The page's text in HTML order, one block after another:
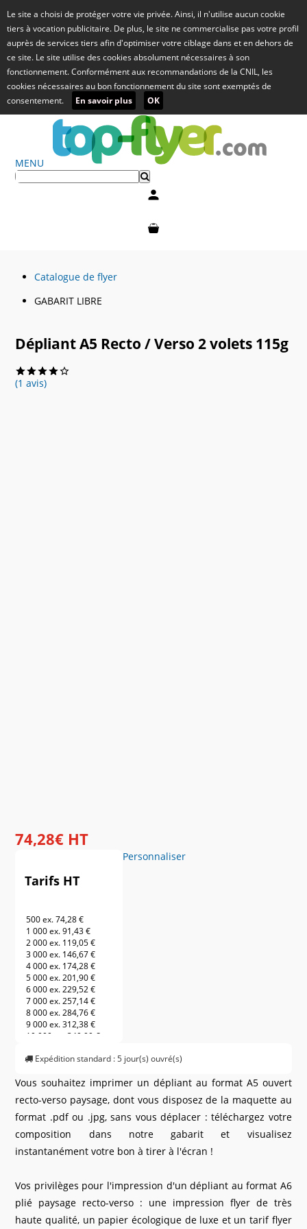
Le site a choisi de protéger votre vie privée. Ainsi, il n'utilise aucun cookie
tiers à vocation publicitaire. De plus, le site ne commercialise pas votre profil
auprès de services tiers afin d'optimiser votre ciblage dans et en dehors de
ce site. Le site utilise des cookies absolument nécessaires à son
fonctionnement. Conformément aux recommandations de la CNIL, les
cookies nécessaires au bon fonctionnement du site sont exemptés de
consentement.
En savoir plus OK
MENU
Catalogue de flyer
GABARIT LIBRE
Dépliant A5 Recto / Verso 2 volets 115g
(1 avis)
74,28€ HT
Tarifs HT
500 ex.74,28 €
1 000 ex.91,43 €
2 000 ex. 119,05 €
3 000 ex. 146,67 €
4 000 ex. 174,28 €
5 000 ex.201,90 €
6 000 ex.229,52 €
7 000 ex.257,14 €
8 000 ex.284,76 €
9 000 ex.312,38 €
10 000 ex. 340,00 €
12 000 ex.382,28 €
14 000 ex.424,57 €
15 000 ex.
16 000 ex. 466,86 €
17 000 ex.488,00 €
18 000 ex.
509,14 €
19 000 ex.530,28 €
20 000 ex.551,43 €
23 000 ex.604,57 €
24 000 ex.622,28 €
25 000 ex.640,00 €
26 000 ex.657,71 €
Personnaliser
Expédition standard : 5 jour(s) ouvré(s)
Vous souhaitez imprimer un dépliant au format A5 ouvert
recto-verso paysage, dont vous disposez de la maquette au
format .pdf ou .jpg, sans vous déplacer : téléchargez votre
composition dans notre gabarit et visualisez
instantanément votre bon à tirer à l'écran !
Vos privilèges pour l'impression d'un dépliant au format A6
plié paysage recto-verso : une impression flyer de très
haute qualité, un papier écologique de luxe et un tarif flyer